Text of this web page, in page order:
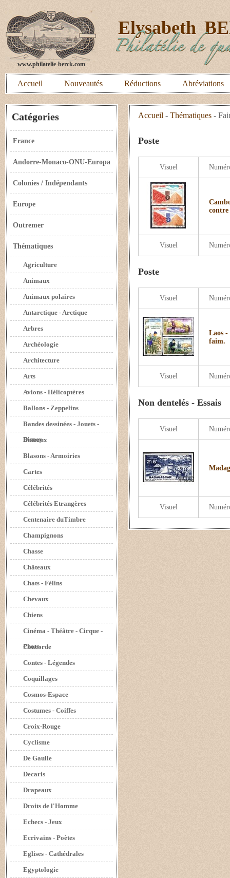
www.philatelie-berck.com
Elysabeth
Philatélie de
Accueil Nouveautés Réductions Abréviations
Catégories
France
Andorre-Monaco-ONU-Europa
Colonies / Indépendants
Europe
Outremer
Thématiques
Agriculture
Animaux
Animaux polaires
Antarctique - Arctique
Arbres
Archéologie
Architecture
Arts
Avions - Hélicoptères
Ballons - Zeppelins
Bandes dessinées - Jouets -
Disney
Bateaux
Blasons - Armoiries
Cartes
Célébrités
Célébrités Etrangères
Centenaire duTimbre
Champignons
Chasse
Châteaux
Chats - Félins
Chevaux
Chiens
Cinéma - Théâtre - Cirque -
Photo
Concorde
Contes - Légendes
Coquillages
Cosmos-Espace
Costumes - Coiffes
Croix-Rouge
Cyclisme
De Gaulle
Decaris
Drapeaux
Droits de l'Homme
Echecs - Jeux
Ecrivains - Poètes
Eglises - Cathédrales
Egyptologie
Accueil - Thématiques -
Poste
Visuel
Visuel
Poste
Visuel
Visuel
Laos -
faim.
Non dentelés - Essais
Visuel
Visuel